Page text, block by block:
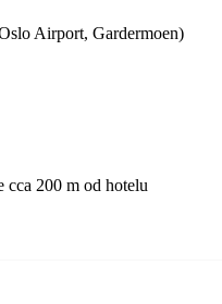
Airport, Gardermoen)
cca 200 m od hotelu